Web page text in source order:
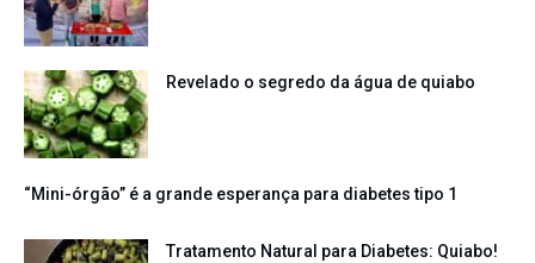
Revelado o segredo da água de quiabo
“Mini-órgão” é a grande esperança para diabetes tipo 1
Tratamento Natural para Diabetes: Quiabo!